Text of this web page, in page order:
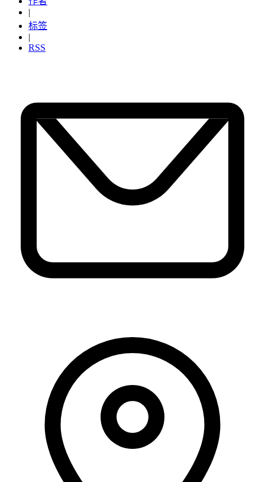
|
标签
|
RSS